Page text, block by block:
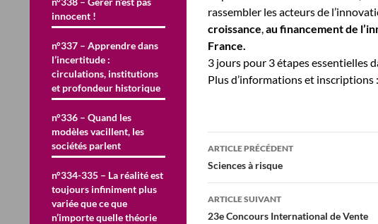
rassembler les acteurs de
croissance,au financement de
France.
3 jours pour 3 étapes essentielles
Plus d’informations et inscriptions :
Navigation
des
articles
ARTICLE PRÉCÉDENT
Sciences à risque
ARTICLE SUIVANT
23e Concours International de Vente
innocent !
n°337 – Apprendre dans
l’incertitude :
circulations, institutions
et profondeur historique
n°336 – Quand les
modèles vacillent, les
sociétés parlent
n°334-335 – La réalité est
toujours infiniment plus
variée que ce que
n’importe quelle théorie